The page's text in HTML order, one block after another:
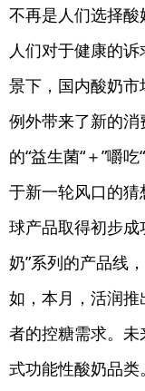
不再是人们选择
人们对于健康的
景下，国内酸奶
例外带来了新的
的“益生菌“＋”嚼
于新一轮风口的猜
球产品取得初步成
奶”系列的产品线
如，本月，活润
者的控糖需求。
式功能性酸奶品类。